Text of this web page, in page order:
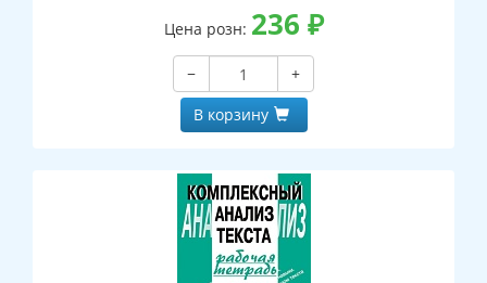
Цена розн: 236 ₽
−
+
В корзину